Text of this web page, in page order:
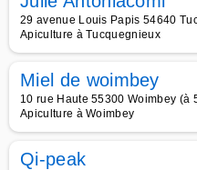
29 avenue Louis Papis 54640
Apiculture à Tucquegnieux
Miel de woimbey
10 rue Haute 55300 Woimbey (à
Apiculture à Woimbey
Qi-peak